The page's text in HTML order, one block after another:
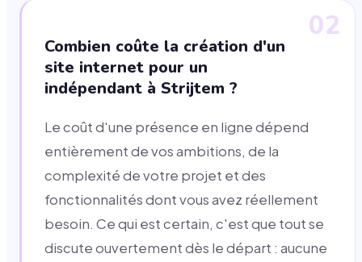
02
Combien coûte la création d'un
site internet pour un
indépendant à Strijtem ?
Le coût d'une présence en ligne dépend
entièrement de vos ambitions, de la
complexité de votre projet et des
fonctionnalités dont vous avez réellement
besoin. Ce qui est certain, c'est que tout se
discute ouvertement dès le départ : aucune